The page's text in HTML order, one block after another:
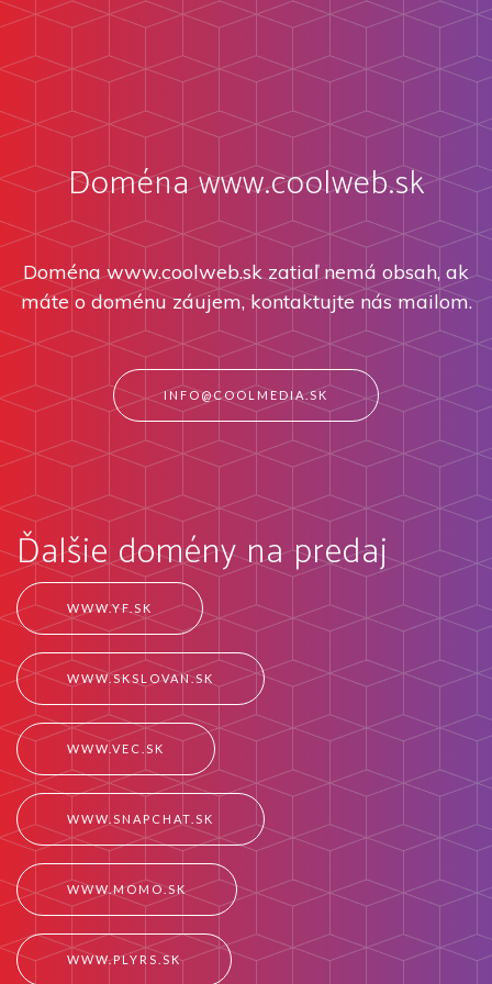
Doména www.coolweb.sk
Doména www.coolweb.sk zatiaľ nemá obsah, ak
máte o doménu záujem, kontaktujte nás mailom.
INFO@COOLMEDIA.SK
Ďalšie domény na predaj
WWW.YF.SK
WWW.SKSLOVAN.SK
WWW.VEC.SK
WWW.SNAPCHAT.SK
WWW.MOMO.SK
WWW.PLYRS.SK